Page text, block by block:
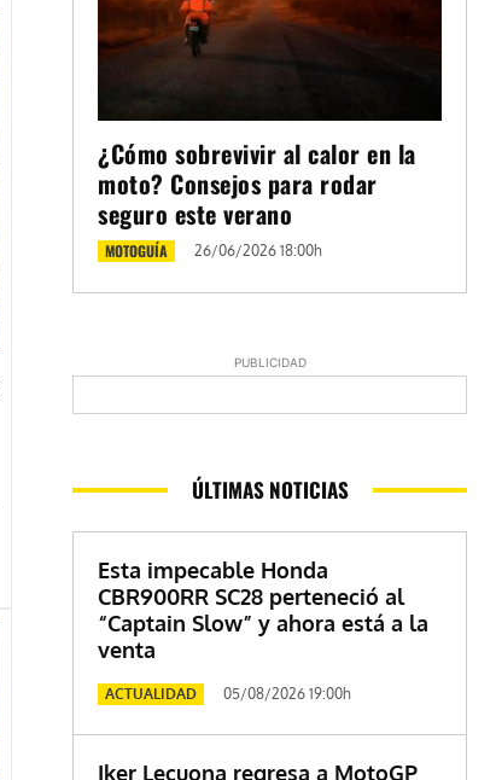
¿Cómo sobrevivir al calor en la
moto? Consejos para rodar
seguro este verano
MOTOGUÍA 26/06/2026 18:00h
PUBLICIDAD
ÚLTIMAS NOTICIAS
Esta impecable Honda
CBR900RR SC28 perteneció al
“Captain Slow” y ahora está a la
venta
ACTUALIDAD 05/08/2026 19:00h
Iker Lecuona regresa a MotoGP